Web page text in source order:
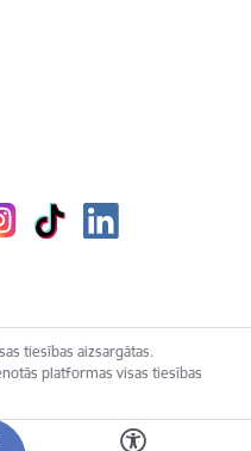
tiesības aizsargātas.
platformas visas tiesības